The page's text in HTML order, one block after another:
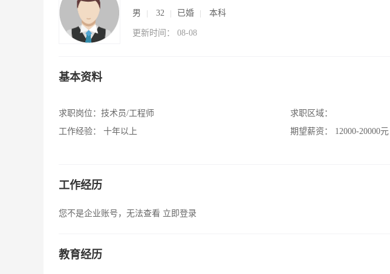
男 32 已婚 本科
更新时间： 08-08
基本资料
求职岗位： 技术员/工程师
工作经验：
十年以上
求职区域：
期望薪资：
12000-20000元
工作经历
您不是企业账号，无法查看 立即登录
教育经历